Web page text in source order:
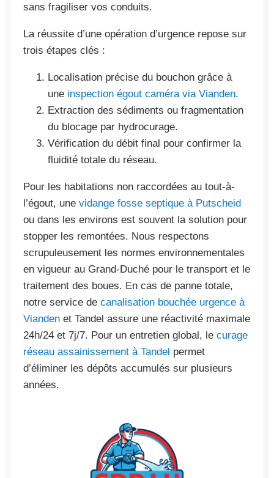
sans fragiliser vos conduits.
La réussite d’une opération d’urgence repose sur
trois étapes clés :
Localisation précise du bouchon grâce à
une inspection égout caméra via Vianden.
Extraction des sédiments ou fragmentation
du blocage par hydrocurage.
Vérification du débit final pour confirmer la
fluidité totale du réseau.
Pour les habitations non raccordées au tout-à-
l’égout, une vidange fosse septique à Putscheid
ou dans les environs est souvent la solution pour
stopper les remontées. Nous respectons
scrupuleusement les normes environnementales
en vigueur au Grand-Duché pour le transport et le
traitement des boues. En cas de panne totale,
notre service de canalisation bouchée urgence à
Vianden et Tandel assure une réactivité maximale
24h/24 et 7j/7. Pour un entretien global, le curage
réseau assainissement à Tandel permet
d’éliminer les dépôts accumulés sur plusieurs
années.